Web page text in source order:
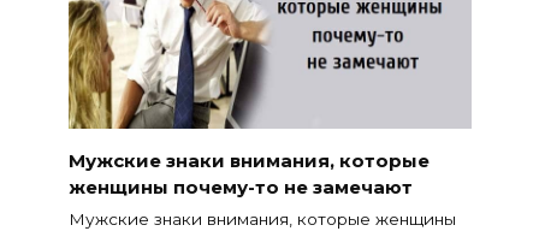
Мужские знаки внимания, которые
женщины почему-то не замечают
Мужские знаки внимания, которые женщины